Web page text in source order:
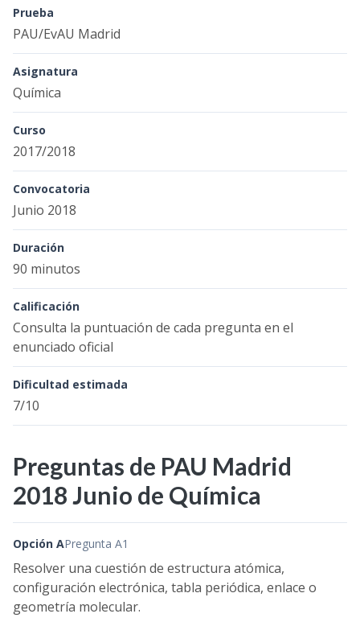
Prueba
PAU/EvAU Madrid
Asignatura
Química
Curso
2017/2018
Convocatoria
Junio 2018
Duración
90 minutos
Calificación
Consulta la puntuación de cada pregunta en el
enunciado oficial
Dificultad estimada
7/10
Preguntas de PAU Madrid
2018 Junio de Química
Opción APregunta A1
Resolver una cuestión de estructura atómica,
configuración electrónica, tabla periódica, enlace o
geometría molecular.